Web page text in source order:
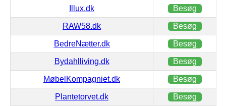
Illux.dk Besøg
RAW58.dk Besøg
BedreNætter.dk Besøg
Bydahlliving.dk Besøg
MøbelKompagniet.dk Besøg
Plantetorvet.dk Besøg